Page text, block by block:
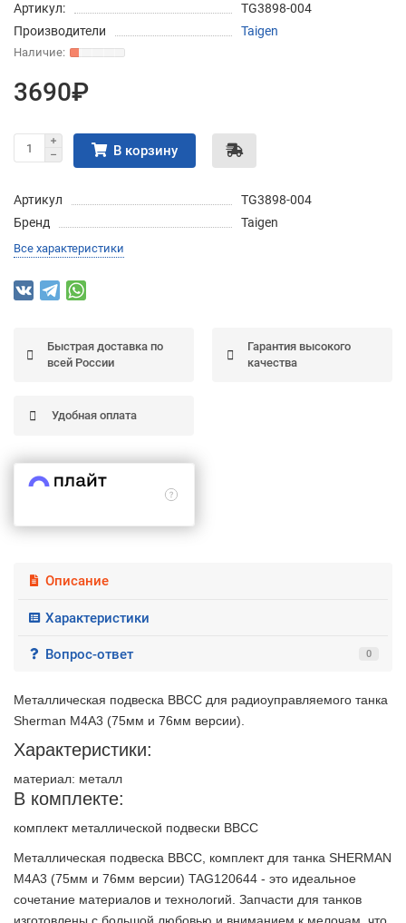
Артикул:
TG3898-004
Производители
Taigen
3690₽
В корзину
Артикул
TG3898-004
Бренд
Taigen
Все характеристики
Быстрая доставка по
всей России
Гарантия высокого
качества
Удобная оплата
Описание
Характеристики
Вопрос-ответ 0
Металлическая подвеска ВВСС для радиоуправляемого танка
Sherman M4A3 (75мм и 76мм версии).
Характеристики:
материал: металл
В комплекте:
комплект металлической подвески ВВСС
Металлическая подвеска ВВСС, комплект для танка SHERMAN
M4A3 (75мм и 76мм версии) TAG120644 - это идеальное
сочетание материалов и технологий. Запчасти для танков
списыватьсяс вашей карты
по 25%каждые 2 недели
об оплате Частями
недель
2 недели